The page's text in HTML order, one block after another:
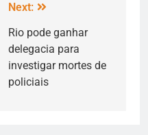
Next:
Rio pode ganhar
delegacia para
investigar mortes de
policiais